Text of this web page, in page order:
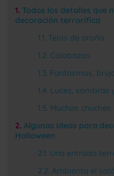
Todos los detalles que
decoración terrorífica
Telas de araña
Calabazas
Fantasmas,
Luces, sombras
Muchas chuches
Algunas ideas para
Halloween
Una entrada
Ambienta el